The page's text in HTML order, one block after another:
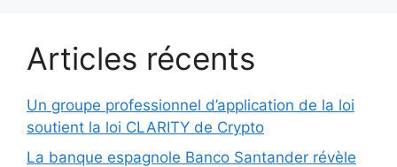
Articles récents
Un groupe professionnel d’application de la loi
soutient la loi CLARITY de Crypto
La banque espagnole Banco Santander révèle